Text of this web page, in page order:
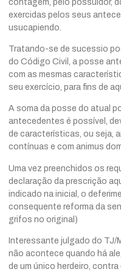
contagem, pelo possuidor,
exercidas pelos seus
usucapiendo.
Tratando-se de sucessio
do Código Civil, a posse
com as mesmas
seu exercício, para fins de
A soma da posse do atual
antecedentes é possível,
de características, ou seja,
contínuas e com animus
Uma vez preenchidos os
declaração da prescrição
indicado na inicial, o
consequente reforma da
grifos no original)
Interessante julgado do TJ/
não acontece quando há
de um único herdeiro,